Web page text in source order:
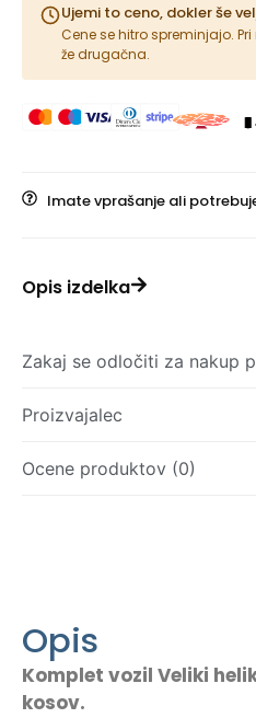
Ujemi to ceno, dokler še
Cene se hitro spreminjajo.
že drugačna.
Imate vprašanje ali
Opis izdelka
Zakaj se odločiti za nakup
Proizvajalec
Ocene produktov (0)
Opis
Komplet vozil Veliki
kosov.